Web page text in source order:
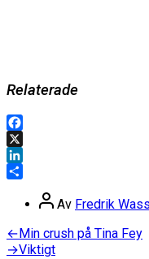
Relaterade
Facebook
X
LinkedIn
Inläggsförfattare
Av Fredrik Wass
Inläggsnavigering
←Föregående
inlägg:
Min crush på Tina Fey
→Nästa
Viktigt